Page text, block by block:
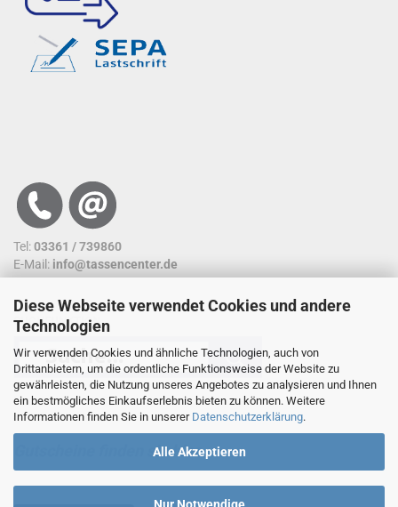
Diese Webseite verwendet Cookies und andere
Technologien
Wir verwenden Cookies und ähnliche Technologien, auch von
Drittanbietern, um die ordentliche Funktionsweise der Website zu
gewährleisten, die Nutzung unseres Angebotes zu analysieren und Ihnen
ein bestmögliches Einkaufserlebnis bieten zu können. Weitere
Informationen finden Sie in unserer Datenschutzerklärung.
Alle Akzeptieren
Tel:03361 / 739860
E-Mail: info@tassencenter.de
SUCHFUNKTION
Nutzen sie unsere Suchfunktion. So kommen sie
schneller an ein Ergebnis.
Gutscheine finden sie hier...